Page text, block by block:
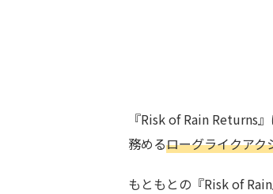
『Risk of Rain Returns
務めるローグライクアク
もともとの『Risk of